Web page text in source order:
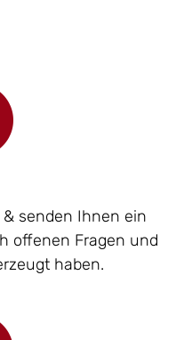
& senden Ihnen ein
offenen Fragen und
haben.